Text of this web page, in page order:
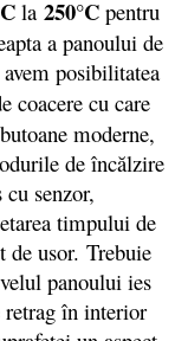
la 250°C pentru
a panoului de
posibilitatea
coacere cu care
moderne,
de încălzire
senzor,
timpului de
de usor. Trebuie
panoului ies
retrag în interior